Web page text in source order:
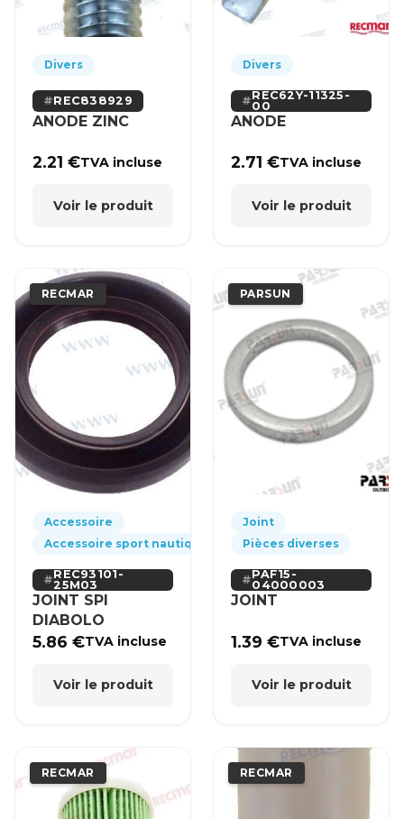
Divers
REC838929
ANODE ZINC
2.21€TVA incluse
Voir le produit
Divers
REC62Y-11325-
00
ANODE
2.71€TVA incluse
Voir le produit
RECMAR
Accessoire
Accessoire sport nautique
REC93101-
25M03
JOINT SPI
DIABOLO
5.86€TVA incluse
Voir le produit
PARSUN
Joint
Pièces diverses
PAF15-
04000003
JOINT
1.39€TVA incluse
Voir le produit
RECMAR RECMAR